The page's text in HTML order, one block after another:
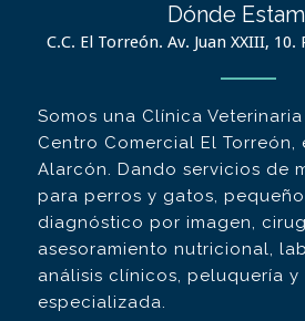
Dónde
C.C. El Torreón. Av. Juan XXIII,
Somos una Clínica
Centro Comercial El Torreón,
Alarcón. Dando servicios de
para perros y gatos,
diagnóstico por imagen,
asesoramiento nutricional,
análisis clínicos, peluquería y
especializada.